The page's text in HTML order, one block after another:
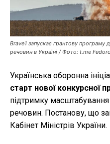
Курс валют
Brave1 запускає грантову
речовин в Україні / Фото: t.me
Українська оборонна
старт нової конкурсної
підтримку
речовин. Постанову, що
Кабінет Міністрів України.